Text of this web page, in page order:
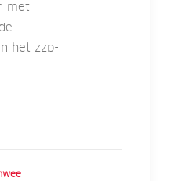
met
het zzp-